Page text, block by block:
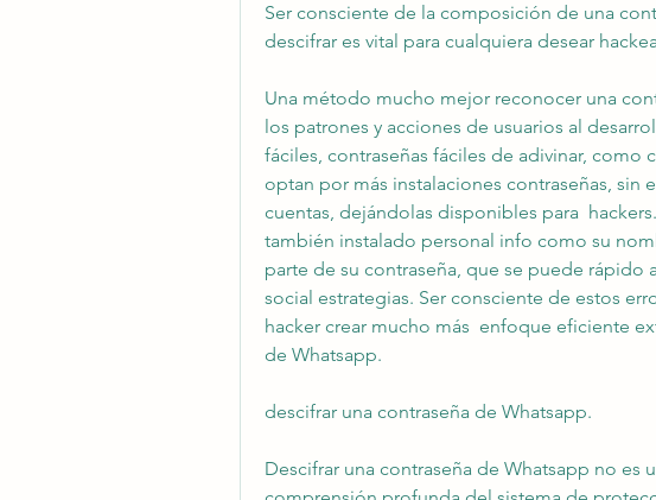
Ser consciente de la composición de una
descifrar es vital para cualquiera desear
Una método mucho mejor reconocer una
los patrones y acciones de usuarios al
fáciles, contraseñas fáciles de adivinar, como
optan por más instalaciones contraseñas, sin
cuentas, dejándolas disponibles para
también instalado personal info como su
parte de su contraseña, que se puede
social estrategias. Ser consciente de estos
hacker crear mucho más  enfoque eficiente
de Whatsapp.
descifrar una contraseña de Whatsapp.
Descifrar una contraseña de Whatsapp no es